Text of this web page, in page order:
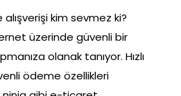
kim sevmez ki?
üzerinde güvenli bir
olanak tanıyor. Hızlı
ödeme özellikleri